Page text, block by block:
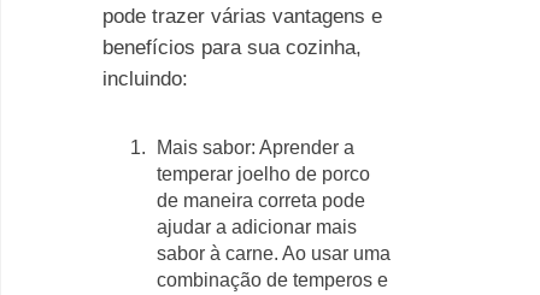
pode trazer várias vantagens e
benefícios para sua cozinha,
incluindo:
Mais sabor: Aprender a
temperar joelho de porco
de maneira correta pode
ajudar a adicionar mais
sabor à carne. Ao usar uma
combinação de temperos e